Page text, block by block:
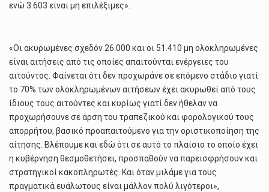
ενώ 3.603 είναι μη επιλέξιμες».
«Οι ακυρωμένες σχεδόν 26.000 και οι 51.410 μη ολοκληρωμένες
είναι αιτήσεις από τις οποίες απαιτούνται ενέργειες του
αιτούντος. Φαίνεται ότι δεν προχωράνε σε επόμενο στάδιο γιατί
το 70% των ολοκληρωμένων αιτήσεων έχει ακυρωθεί από τους
ίδιους τους αιτούντες και κυρίως γιατί δεν ήθελαν να
προχωρήσουνε σε άρση του τραπεζικού και φορολογικού τους
απορρήτου, βασικό προαπαιτούμενο για την οριστικοποίηση της
αίτησης. Βλέπουμε και εδώ ότι σε αυτό το πλαίσιο το οποίο έχει
η κυβέρνηση θεσμοθετήσει, προσπαθούν να παρεισφρήσουν και
στρατηγικοί κακοπληρωτές. Και όταν μιλάμε για τους
πραγματικά ευάλωτους είναι μάλλον πολύ λιγότεροι»,